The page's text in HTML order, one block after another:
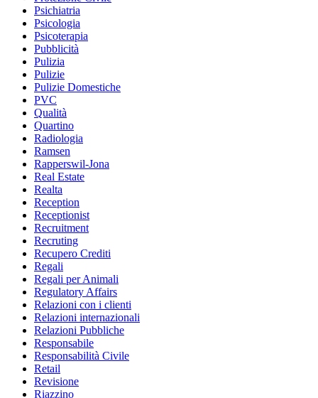
Psichiatria
Psicologia
Psicoterapia
Pubblicità
Pulizia
Pulizie
Pulizie Domestiche
PVC
Qualità
Quartino
Radiologia
Ramsen
Rapperswil-Jona
Real Estate
Realta
Reception
Receptionist
Recruitment
Recruting
Recupero Crediti
Regali
Regali per Animali
Regulatory Affairs
Relazioni con i clienti
Relazioni internazionali
Relazioni Pubbliche
Responsabile
Responsabilità Civile
Retail
Revisione
Riazzino